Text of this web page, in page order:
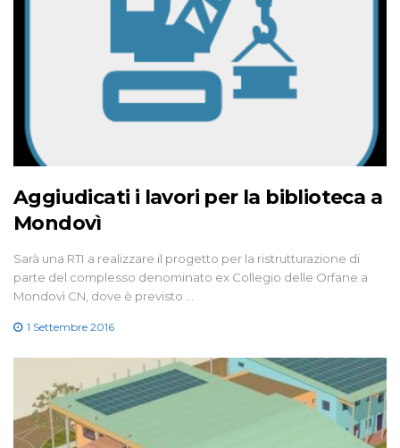
Aggiudicati i lavori per la biblioteca a
Mondovì
Sarà una RTI a realizzare il progetto per la ristrutturazione di
parte del complesso denominato ex Collegio delle Orfane a
Mondovì CN, dove è previsto …
1 Settembre 2016